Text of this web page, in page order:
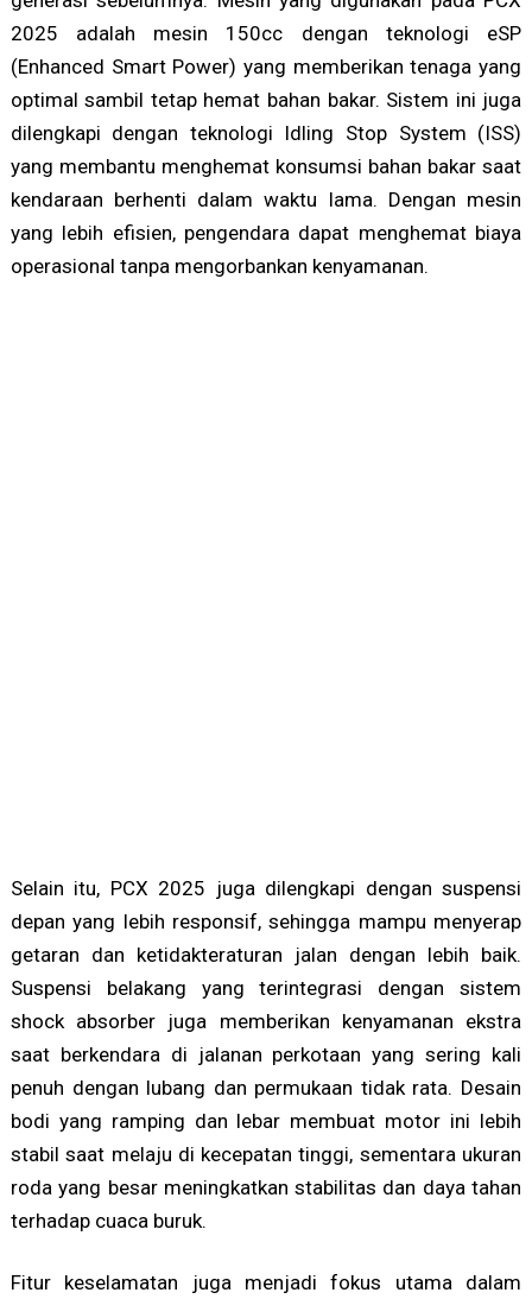
2025 adalah mesin 150cc dengan teknologi eSP
(Enhanced Smart Power) yang memberikan tenaga yang
optimal sambil tetap hemat bahan bakar. Sistem ini juga
dilengkapi dengan teknologi Idling Stop System (ISS)
yang membantu menghemat konsumsi bahan bakar saat
kendaraan berhenti dalam waktu lama. Dengan mesin
yang lebih efisien, pengendara dapat menghemat biaya
operasional tanpa mengorbankan kenyamanan.
Selain itu, PCX 2025 juga dilengkapi dengan suspensi
depan yang lebih responsif, sehingga mampu menyerap
getaran dan ketidakteraturan jalan dengan lebih baik.
Suspensi belakang yang terintegrasi dengan sistem
shock absorber juga memberikan kenyamanan ekstra
saat berkendara di jalanan perkotaan yang sering kali
penuh dengan lubang dan permukaan tidak rata. Desain
bodi yang ramping dan lebar membuat motor ini lebih
stabil saat melaju di kecepatan tinggi, sementara ukuran
roda yang besar meningkatkan stabilitas dan daya tahan
terhadap cuaca buruk.
Fitur keselamatan juga menjadi fokus utama dalam